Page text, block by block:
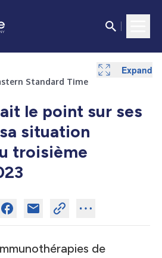
Standard Time
le point sur ses
situation
troisième
de
Expand